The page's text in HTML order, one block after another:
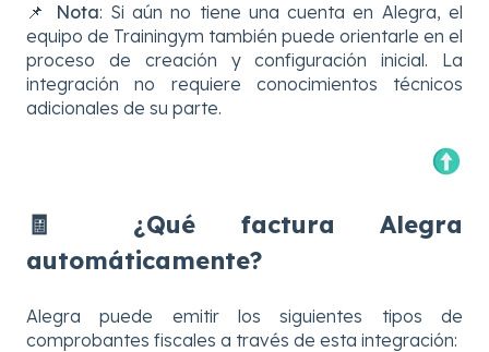
📌 Nota: Si aún no tiene una cuenta en Alegra, el
equipo de Trainingym también puede orientarle en el
proceso de creación y configuración inicial. La
integración no requiere conocimientos técnicos
adicionales de su parte.
🧾 ¿Qué factura Alegra
automáticamente?
Alegra puede emitir los siguientes tipos de
comprobantes fiscales a través de esta integración: